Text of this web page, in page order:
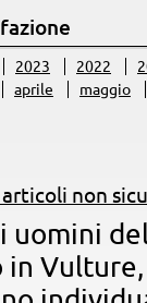
2023 2022
aprile maggio
non
uomini
in